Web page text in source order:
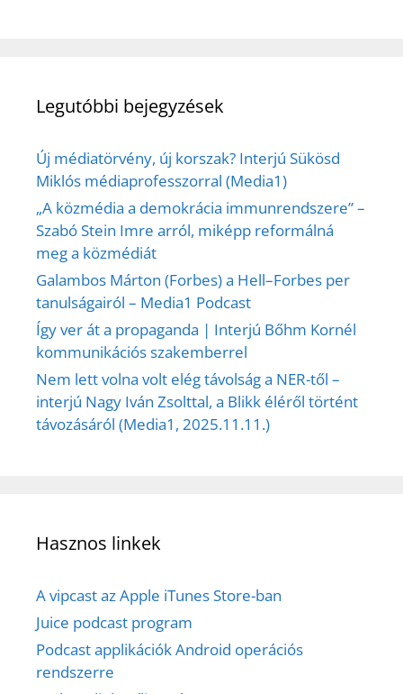
Legutóbbi bejegyzések
Új médiatörvény, új korszak? Interjú Sükösd
Miklós médiaprofesszorral (Media1)
„A közmédia a demokrácia immunrendszere” –
Szabó Stein Imre arról, miképp reformálná
meg a közmédiát
Galambos Márton (Forbes) a Hell–Forbes per
tanulságairól – Media1 Podcast
Így ver át a propaganda | Interjú Bőhm Kornél
kommunikációs szakemberrel
Nem lett volna volt elég távolság a NER-től –
interjú Nagy Iván Zsolttal, a Blikk éléről történt
távozásáról (Media1, 2025.11.11.)
Hasznos linkek
A vipcast az Apple iTunes Store-ban
Juice podcast program
Podcast applikációk Android operációs
rendszerre